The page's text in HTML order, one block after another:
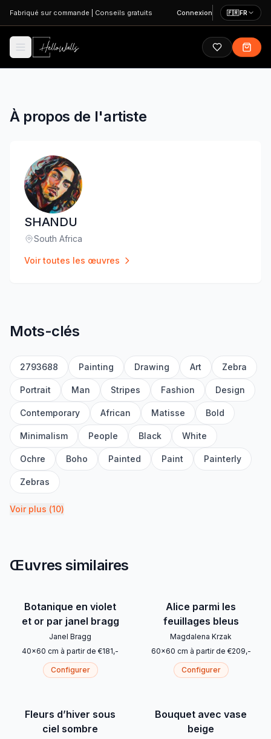
Aller au contenu principal
Fabriqué sur commande Conseils gratuits Connexion 🇫🇷FR
À propos de l'artiste
SHANDU
Lieu:
South Africa
Voir toutes les œuvres
Mots-clés
2793688 Painting Drawing Art Zebra
Portrait Man Stripes Fashion Design
Contemporary African Matisse Bold
Minimalism People Black White
Ochre Boho Painted Paint Painterly
Zebras
Voir plus (10)
Œuvres similaires
Botanique en violet
et or par janel bragg
Janel Bragg
40x60 cm à partir de €181,-
Configurer
Alice parmi les
feuillages bleus
Magdalena Krzak
60x60 cm à partir de €209,-
Configurer
Fleurs d’hiver sous
ciel sombre
Bouquet avec vase
beige